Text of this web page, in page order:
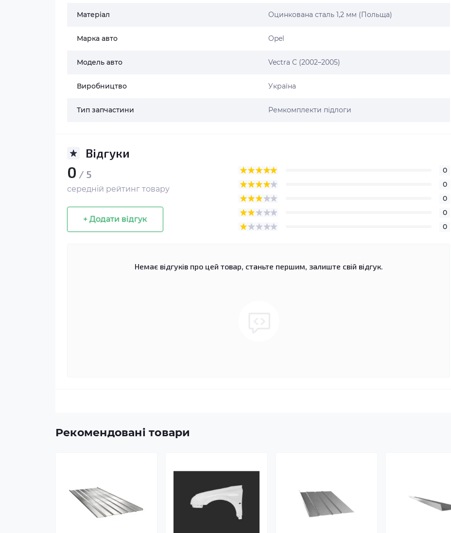
Матеріал Оцинкована сталь 1,2 мм (Польща)
Марка авто Opel
Модель авто Vectra C (2002–2005)
Виробництво Україна
Тип запчастини Ремкомплекти підлоги
Відгуки
0 / 5
середній рейтинг товару
+ Додати відгук
0
0
0
0
0
Немає відгуків про цей товар, станьте першим, залиште свій відгук.
Рекомендовані товари